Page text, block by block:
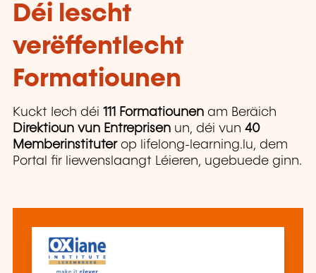
Déi lescht
verëffentlecht
Formatiounen
Kuckt Iech déi 111 Formatiounen am Beräich
Direktioun vun Entreprisen un, déi vun 40
Memberinstituter op lifelong-learning.lu, dem
Portal fir liewenslaangt Léieren, ugebuede ginn.